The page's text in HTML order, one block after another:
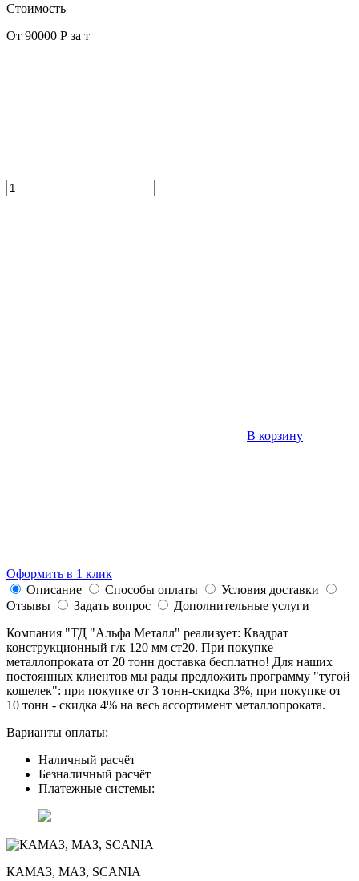
Стоимость
От 90000 Р за т
В корзину
Оформить в 1 клик
Описание
Способы оплаты
Условия доставки
Отзывы
Задать вопрос
Дополнительные услуги
Компания "ТД "Альфа Металл" реализует: Квадрат
конструкционный г/к 120 мм cт20. При покупке
металлопроката от 20 тонн доставка бесплатно! Для наших
постоянных клиентов мы рады предложить программу "тугой
кошелек": при покупке от 3 тонн-скидка 3%, при покупке от
10 тонн - скидка 4% на весь ассортимент металлопроката.
Варианты оплаты:
Наличный расчёт
Безналичный расчёт
Платежные системы:
КАМАЗ, МАЗ, SCANIA